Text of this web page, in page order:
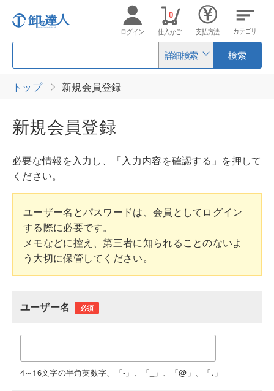
詳細検索 検索
ログイン 仕入かご
0
支払方法 カテゴリ
トップ 新規会員登録
新規会員登録
必要な情報を入力し、「入力内容を確認する」を押して
ください。
ユーザー名とパスワードは、会員としてログイン
する際に必要です。
メモなどに控え、第三者に知られることのないよ
う大切に保管してください。
ユーザー名 必須
4～16文字の半角英数字、「-」、「_」、「@」、「.」